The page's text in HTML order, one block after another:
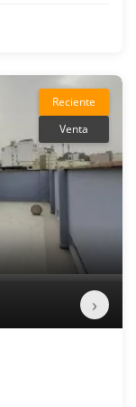
Reciente
Venta
›